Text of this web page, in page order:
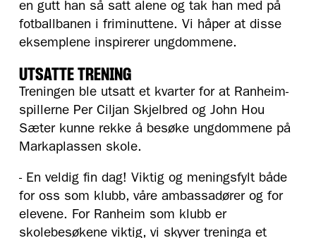
en gutt han så satt alene og tak han med på
fotballbanen i friminuttene. Vi håper at disse
eksemplene inspirerer ungdommene.
UTSATTE TRENING
Treningen ble utsatt et kvarter for at Ranheim-
spillerne Per Ciljan Skjelbred og John Hou
Sæter kunne rekke å besøke ungdommene på
Markaplassen skole.
- En veldig fin dag! Viktig og meningsfylt både
for oss som klubb, våre ambassadører og for
elevene. For Ranheim som klubb er
skolebesøkene viktig, vi skyver treninga et